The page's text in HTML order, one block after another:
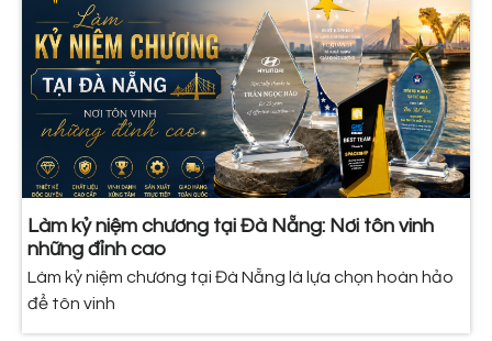
Làm kỷ niệm chương tại Đà Nẵng: Nơi tôn vinh
những đỉnh cao
Làm kỷ niệm chương tại Đà Nẵng là lựa chọn hoàn hảo
để tôn vinh